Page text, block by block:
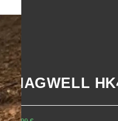
MAGWELL